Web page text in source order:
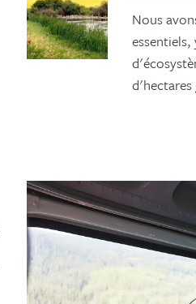
Nous
d'hectares